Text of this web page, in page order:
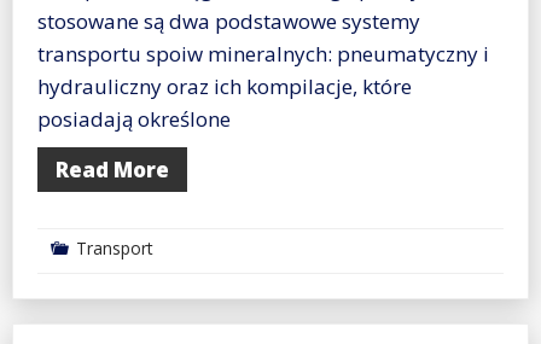
stosowane są dwa podstawowe systemy
transportu spoiw mineralnych: pneumatyczny i
hydrauliczny oraz ich kompilacje, które
posiadają określone
Read More
Transport